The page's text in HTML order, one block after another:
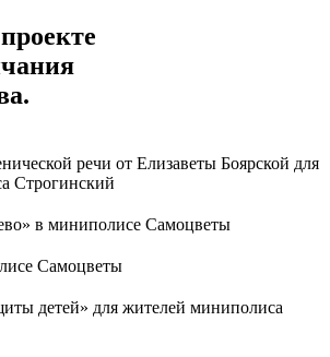
.
речи от Елизаветы Боярской для
Строгинский
в миниполисе Самоцветы
Самоцветы
детей» для жителей миниполиса